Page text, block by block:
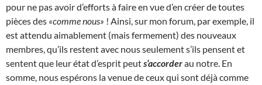
pour ne pas avoir d’efforts à faire en vue d’en créer de toutes
pièces des «comme nous» ! Ainsi, sur mon forum, par exemple, il
est attendu aimablement (mais fermement) des nouveaux
membres, qu’ils restent avec nous seulement s’ils pensent et
sentent que leur état d’esprit peuts’accorderau notre. En
somme, nous espérons la venue de ceux qui sont déjà comme